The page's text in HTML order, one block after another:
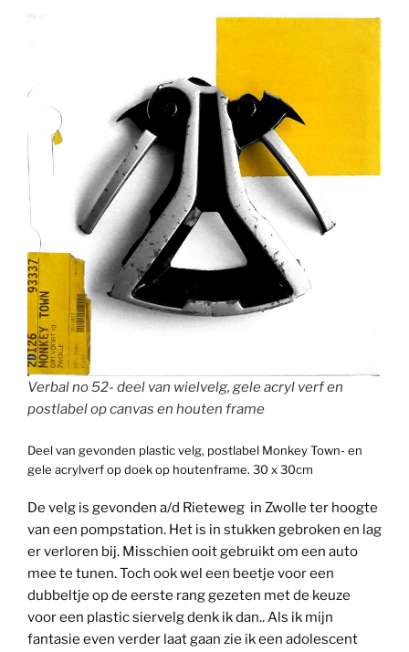
Verbal no 52- deel van wielvelg, gele acryl verf en
postlabel op canvas en houten frame
Deel van gevonden plastic velg, postlabel Monkey Town- en
gele acrylverf op doek op houtenframe. 30 x 30cm
De velg is gevonden a/d Rieteweg in Zwolle ter hoogte
van een pompstation. Het is in stukken gebroken en lag
er verloren bij. Misschien ooit gebruikt om een auto
mee te tunen. Toch ook wel een beetje voor een
dubbeltje op de eerste rang gezeten met de keuze
voor een plastic siervelg denk ik dan.. Als ik mijn
fantasie even verder laat gaan zie ik een adolescent